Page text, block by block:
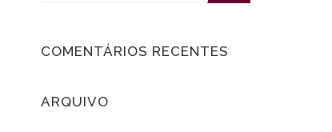
COMENTÁRIOS RECENTES
ARQUIVO